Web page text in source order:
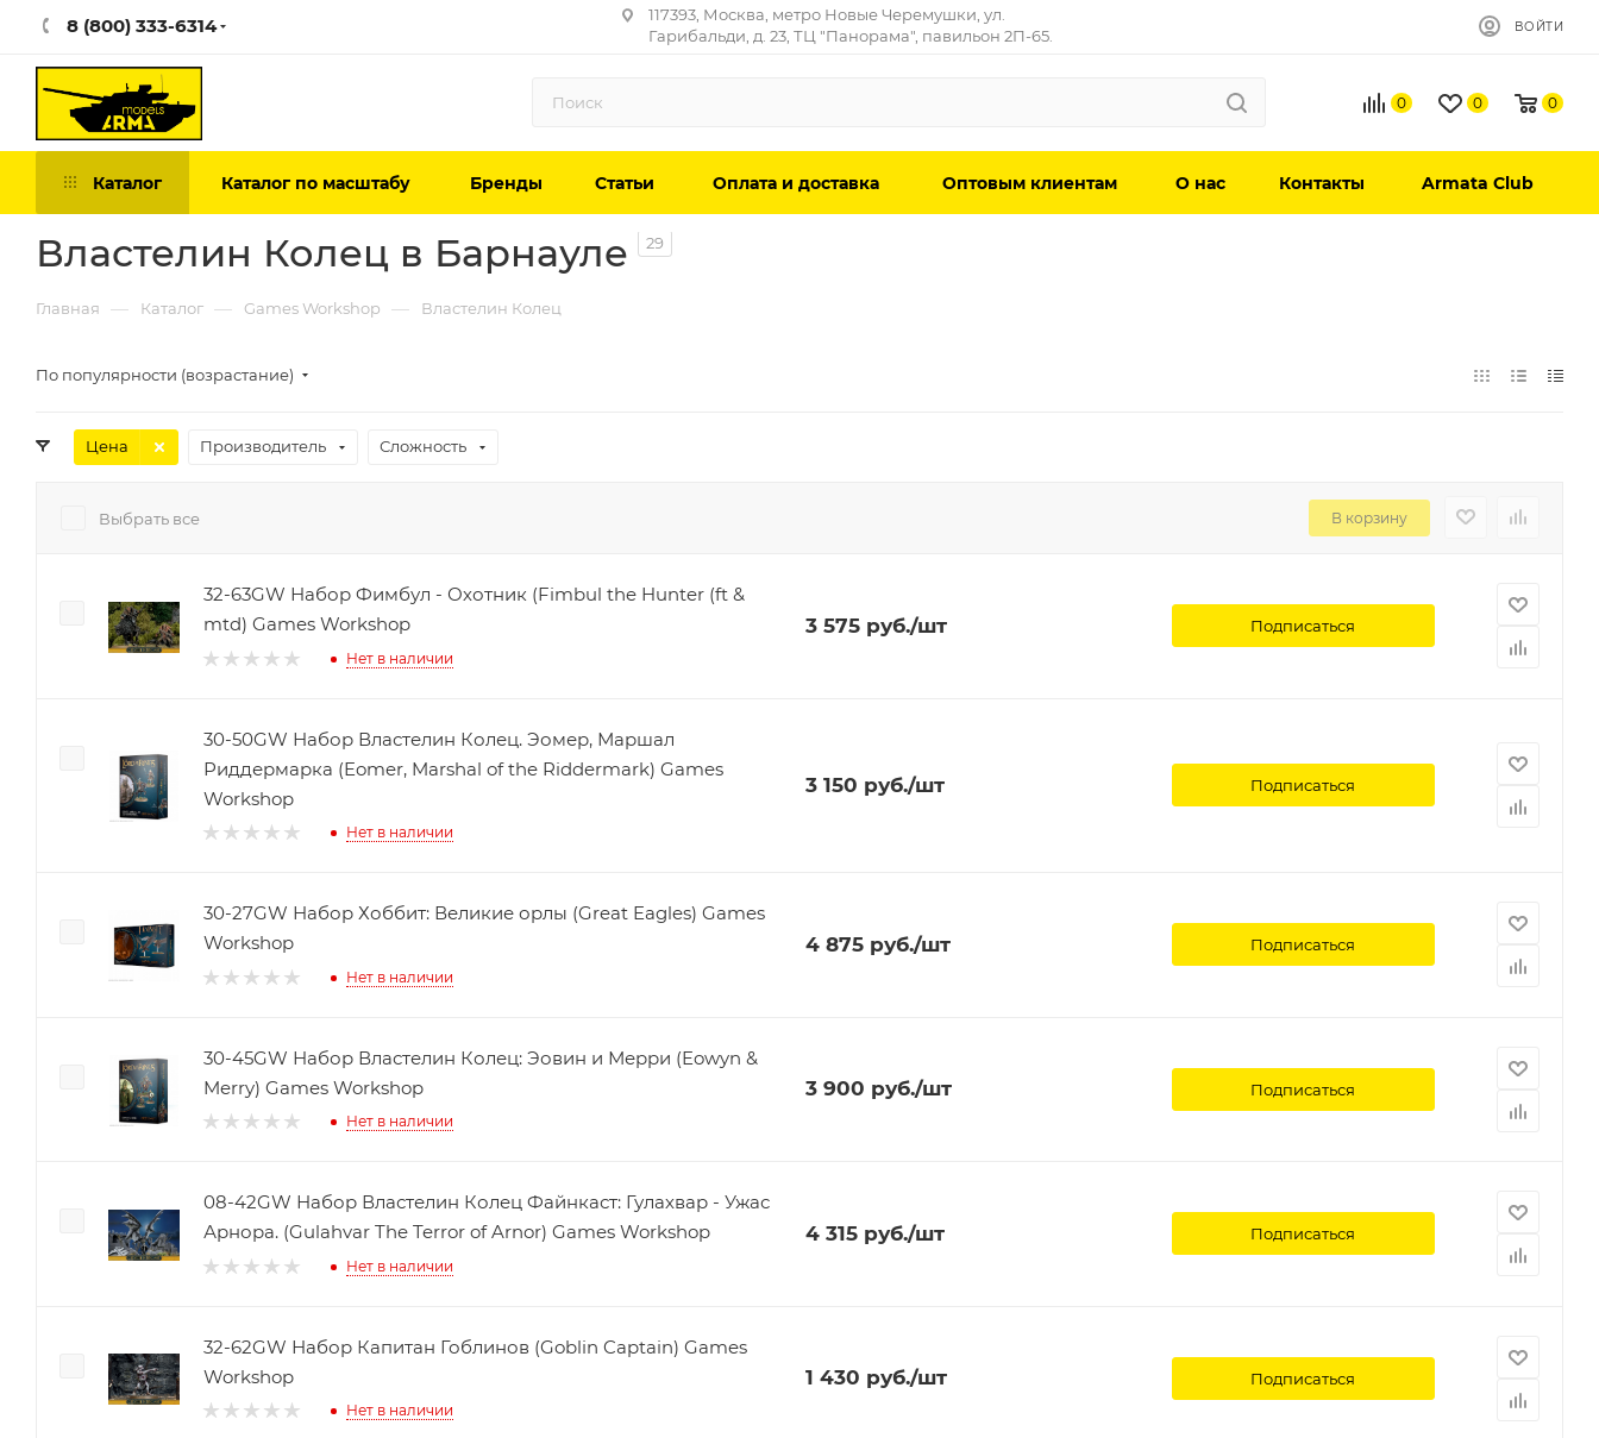
8 (800) 333-6314
117393, Москва, метро Новые Черемушки, ул.
Гарибальди, д. 23, ТЦ "Панорама", павильон 2П-65.
ВОЙТИ
0 0 0
Каталог Каталог по масштабу Бренды Статьи Оплата и доставка Оптовым клиентам О нас Контакты Armata Club
Властелин Колец в Барнауле 29
Главная — Каталог — Games Workshop — Властелин Колец
По популярности (возрастание)
Цена Производитель Сложность
Выбрать все В корзину
32-63GW Набор Фимбул - Охотник (Fimbul the Hunter (ft &
mtd) Games Workshop
Нет в наличии
3 575руб./шт Подписаться
30-50GW Набор Властелин Колец. Эомер, Маршал
Риддермарка (Eomer, Marshal of the Riddermark) Games
Workshop
Нет в наличии
3 150 руб./шт Подписаться
30-27GW Набор Хоббит: Великие орлы (Great Eagles) Games
Workshop
Нет в наличии
4 875руб./шт Подписаться
30-45GW Набор Властелин Колец: Эовин и Мерри (Eowyn &
Merry) Games Workshop
Нет в наличии
3 900 руб./шт Подписаться
08-42GW Набор Властелин Колец Файнкаст: Гулахвар - Ужас
Арнора. (Gulahvar The Terror of Arnor) Games Workshop
Нет в наличии
4 315руб./шт Подписаться
32-62GW Набор Капитан Гоблинов (Goblin Captain) Games
Workshop
Нет в наличии
1 430 руб./шт Подписаться